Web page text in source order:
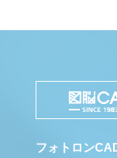
フォトロン